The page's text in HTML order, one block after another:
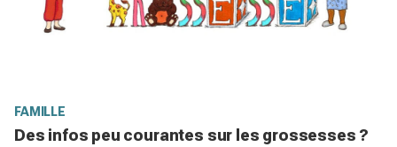
FAMILLE
Des infos peu courantes sur les grossesses ?